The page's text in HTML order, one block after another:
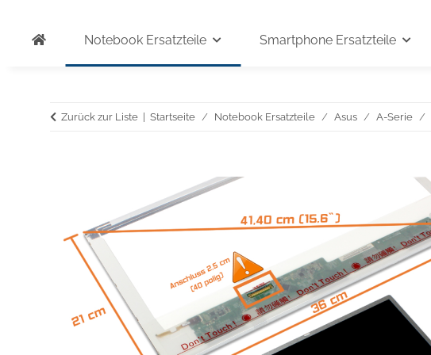
Notebook Ersatzteile Smartphone Ersatzteile
Zurück zur Liste Startseite Notebook Ersatzteile Asus A-Serie